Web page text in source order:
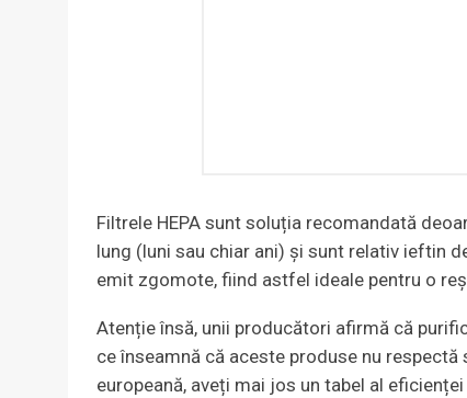
Filtrele HEPA sunt soluția recomandată
lung (luni sau chiar ani) și sunt relativ ieftin
emit zgomote, fiind astfel ideale pentru o
Atenție însă, unii producători afirmă că
ce înseamnă că aceste produse nu
europeană, aveți mai jos un tabel al